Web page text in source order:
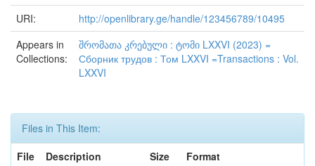
URI:
http://openlibrary.ge/handle/123456789/10495
Appears in
Collections:
შრომათა კრებული : ტომი LXXVI (2023) =
Сборник трудов : Том LXXVI =Transactions : Vol.
LXXVI
Files in This Item:
File
Description Size
Format